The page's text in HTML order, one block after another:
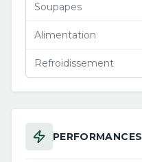
Soupapes
Alimentation
Refroidissement
PERFORMANCES